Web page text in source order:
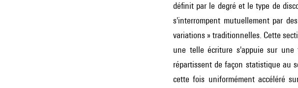
définit par le degré et le type de
s'interrompent mutuellement par
variations » traditionnelles. Cette
une telle écriture s'appuie sur
répartissent de façon statistique au
cette fois uniformément accéléré